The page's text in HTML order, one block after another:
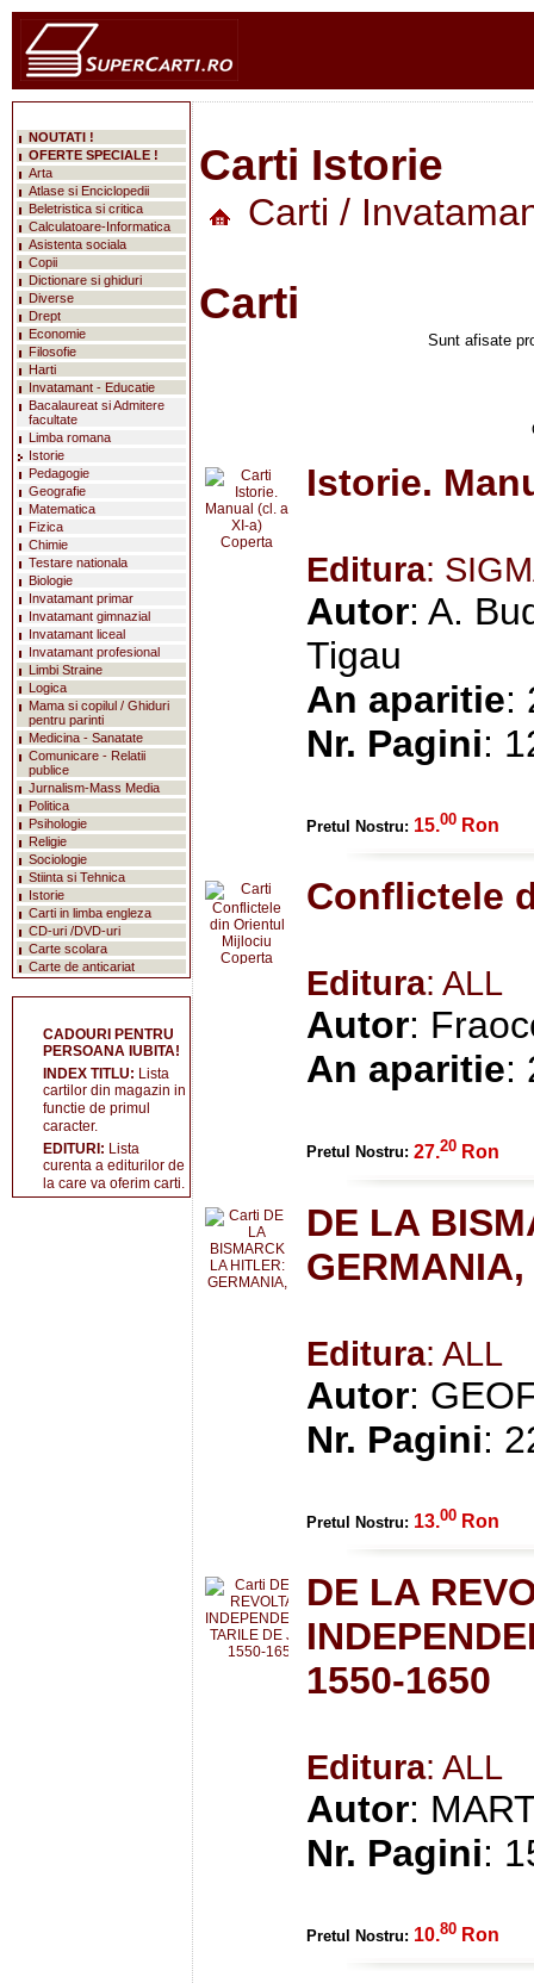
Carti Istorie
Carti /
Carti
Sunt afisate
Istorie.
Editura:
Autor: A.
Tigau
An aparitie:
Nr. Pagini:
Pretul Nostru: 15.00 Ron
Conflictele
Editura: ALL
Autor:
An aparitie:
Pretul Nostru: 27.20 Ron
DE LA
Editura: ALL
Autor:
Nr. Pagini:
Pretul Nostru: 13.00 Ron
DE LA
1550-1650
Editura: ALL
Autor:
Nr. Pagini:
Pretul Nostru: 10.80 Ron
NOUTATI !
OFERTE SPECIALE !
Arta
Atlase si Enciclopedii
Beletristica si critica
Calculatoare-Informatica
Asistenta sociala
Copii
Dictionare si ghiduri
Diverse
Drept
Economie
Filosofie
Harti
Invatamant - Educatie
Bacalaureat si Admitere
facultate
Limba romana
Istorie
Pedagogie
Geografie
Matematica
Fizica
Chimie
Testare nationala
Biologie
Invatamant primar
Invatamant gimnazial
Invatamant liceal
Invatamant profesional
Limbi Straine
Logica
Mama si copilul / Ghiduri
pentru parinti
Medicina - Sanatate
Comunicare - Relatii
publice
Jurnalism-Mass Media
Politica
Psihologie
Religie
Sociologie
Stiinta si Tehnica
Istorie
Carti in limba engleza
CD-uri /DVD-uri
Carte scolara
Carte de anticariat
CADOURI PENTRU
PERSOANA IUBITA!
INDEX TITLU: Lista
cartilor din magazin in
functie de primul
caracter.
EDITURI: Lista
curenta a editurilor de
la care va oferim carti.